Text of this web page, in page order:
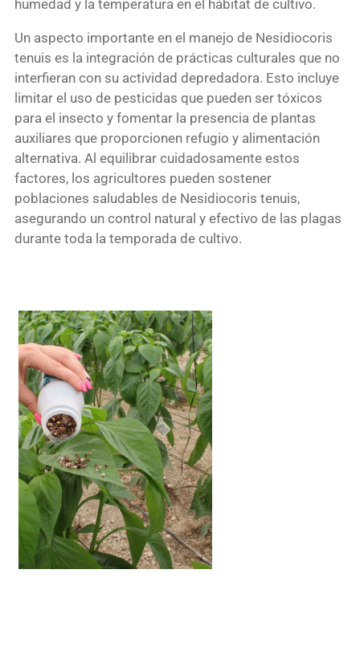
humedad y la temperatura en el hábitat de cultivo.
Un aspecto importante en el manejo de Nesidiocoris
tenuis es la integración de prácticas culturales que no
interfieran con su actividad depredadora. Esto incluye
limitar el uso de pesticidas que pueden ser tóxicos
para el insecto y fomentar la presencia de plantas
auxiliares que proporcionen refugio y alimentación
alternativa. Al equilibrar cuidadosamente estos
factores, los agricultores pueden sostener
poblaciones saludables de Nesidiocoris tenuis,
asegurando un control natural y efectivo de las plagas
durante toda la temporada de cultivo.